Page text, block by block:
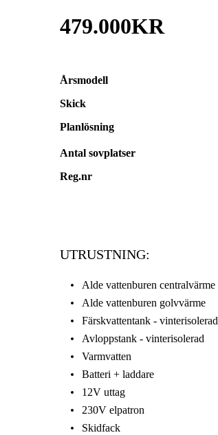
479.000KR
Årsmodell
Skick
Planlösning
Antal sovplatser
Reg.nr
UTRUSTNING:
Alde vattenburen centralvärme
Alde vattenburen golvvärme
Färskvattentank - vinterisolerad
Avloppstank - vinterisolerad
Varmvatten
Batteri + laddare
12V uttag
230V elpatron
Skidfack